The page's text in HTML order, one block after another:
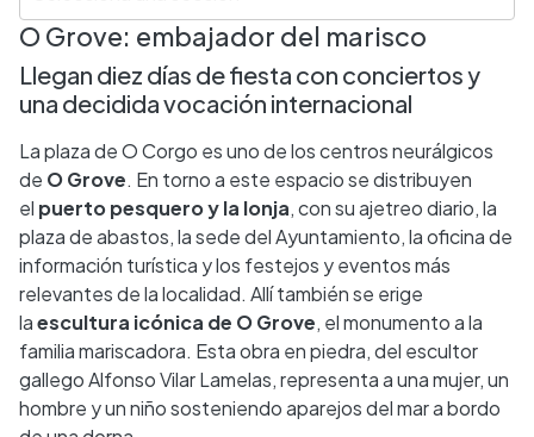
O Grove: embajador del marisco
Llegan diez días de fiesta con conciertos y
una decidida vocación internacional
La plaza de O Corgo es uno de los centros neurálgicos
de O Grove. En torno a este espacio se distribuyen
el puerto pesquero y la lonja, con su ajetreo diario, la
plaza de abastos, la sede del Ayuntamiento, la oficina de
información turística y los festejos y eventos más
relevantes de la localidad. Allí también se erige
laescultura icónica de O Grove, el monumento a la
familia mariscadora. Esta obra en piedra, del escultor
gallego Alfonso Vilar Lamelas, representa a una mujer, un
hombre y un niño sosteniendo aparejos del mar a bordo